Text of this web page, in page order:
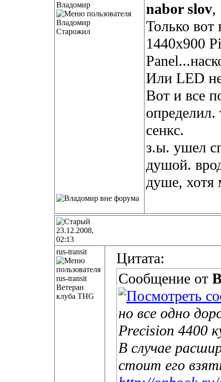
Владомир
Старожил
nabor slov,
Только вот
1440x900
Или LED
Вот и все
определил.
сенкс.
з.ы. ушел
душой.
душе, хотя
23.12.2008,
02:13
rus-transit
Ветеран
клуба THG
Цитата:
Сообщение от
но все одно
Precision 4400
В случае
стоит его